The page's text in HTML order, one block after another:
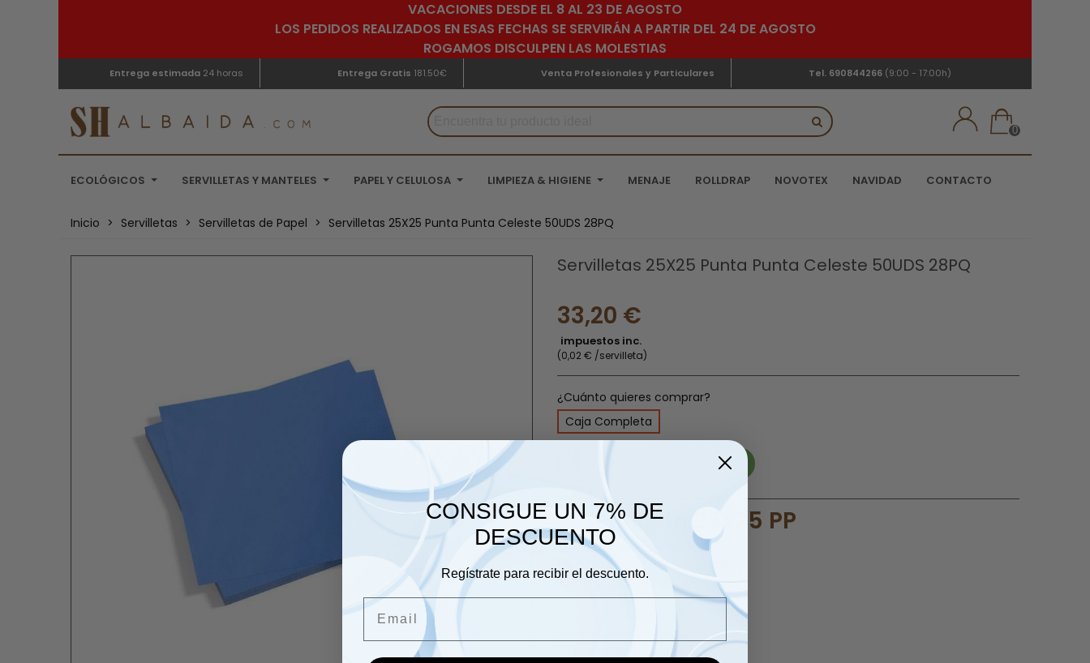
VACACIONES DESDE EL 8 AL 23 DE AGOSTO
LOS PEDIDOS REALIZADOS EN ESAS FECHAS SE SERVIRÁN A PARTIR DEL 24 DE AGOSTO
ROGAMOS DISCULPEN LAS MOLESTIAS
Entrega estimada24 horas Entrega Gratis 181.50€ Venta Profesionales y Particulares Tel. 690844266 (9:00 - 17:00h)
0
ECOLÓGICOS SERVILLETAS Y MANTELES PAPEL Y CELULOSA LIMPIEZA & HIGIENE MENAJE ROLLDRAP NOVOTEX NAVIDAD CONTACTO
Inicio > Servilletas > Servilletas de Papel > Servilletas 25X25 Punta Punta Celeste 50UDS 28PQ
Servilletas 25X25 Punta Punta Celeste 50UDS 28PQ
33,20 €
impuestos inc.
(0,02 € /servilleta)
¿Cuánto quieres comprar?
Caja Completa
Añadir al carrito
Servilleta 25x25 PP
Servilletas de color Celeste
Medidas 25x25 cm (desplegada)
Punta-punta
Celulosa 100%
Servilletas para cocktail - barra
50 unidades por paquete
CONSIGUE UN 7% DE
DESCUENTO
Regístrate para recibir el descuento.